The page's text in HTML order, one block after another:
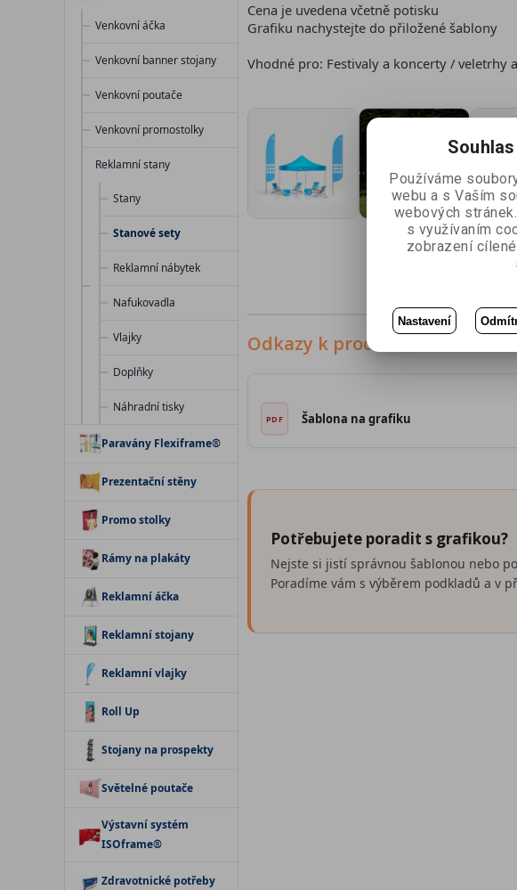
Venkovní áčka
Venkovní banner stojany
Venkovní poutače
Venkovní promostolky
Reklamní stany
Stany
Stanové sety
Reklamní nábytek
Nafukovadla
Vlajky
Doplňky
Náhradní tisky
Paravány Flexiframe®
Prezentační stěny
Promo stolky
Rámy na plakáty
Reklamní áčka
Reklamní stojany
Reklamní vlajky
Roll Up
Stojany na prospekty
Světelné poutače
Výstavní systém
ISOframe®
Zdravotnické potřeby
Cena je uvedena včetně potisku
Grafiku nachystejte do přiložené šablony
Vhodné pro: Festivaly a koncerty / veletrhy
Odkazy k produktu
Šablona na grafiku
Potřebujete poradit s grafikou?
Nejste si jistí správnou šablonou nebo
Poradíme vám s výběrem podkladů a v
Používáme
webu a s Vaším
webových
s využívaním
zobrazení
Nastavení